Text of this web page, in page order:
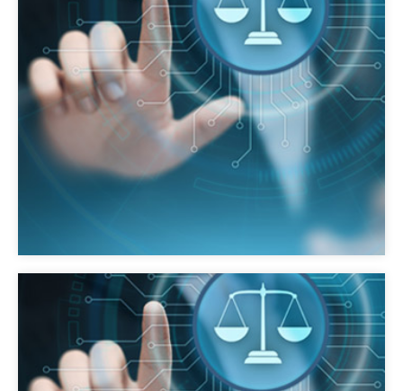
Déposer un recours hierarchique auprès du
Parquet Général à la Cour d’appel, c’est-à-dire,
rédiger une lettre de constestation par
rapport à la décision de classement sans
suite du Procureur de la République.
Se constituer partie civile devant le doyen
des juges d’instruction, par un courrier envoyé